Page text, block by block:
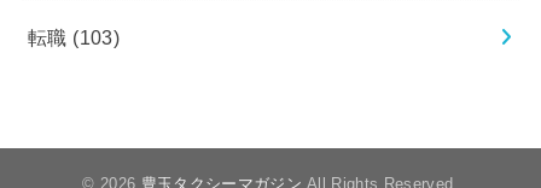
転職 (103)
© 2026 豊玉タクシーマガジン All Rights Reserved.